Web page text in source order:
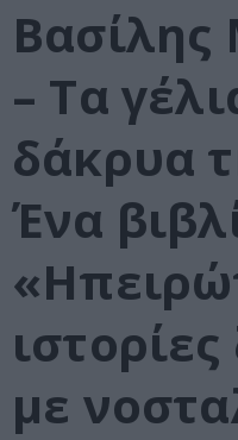
Βασίλης
– Τα
δάκρυα
Ένα
με